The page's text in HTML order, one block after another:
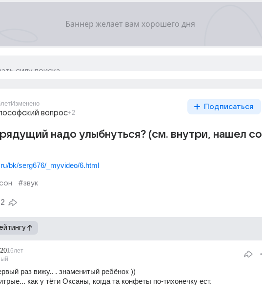
Изменено
вопрос+2
Подписаться
надо улыбнуться? (см. внутри, нашел со
bk/serg676/_myvideo/6.html
#звук
2
16лет
раз вижу.. . знаменитый ребёнок ))
как у тёти Оксаны, когда та конфеты по-тихонечку ест.